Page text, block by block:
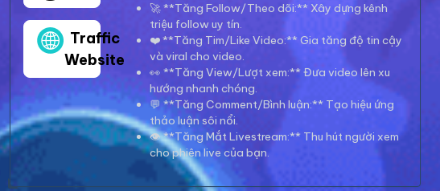
Traffic
Website
🚀 **Tăng Follow/Theo dõi:** Xây dựng kênh
triệu follow uy tín.
❤️ **Tăng Tim/Like Video:** Gia tăng độ tin cậy
và viral cho video.
👀 **Tăng View/Lượt xem:** Đưa video lên xu
hướng nhanh chóng.
💬 **Tăng Comment/Bình luận:** Tạo hiệu ứng
thảo luận sôi nổi.
👁️ **Tăng Mắt Livestream:** Thu hút người xem
cho phiên live của bạn.